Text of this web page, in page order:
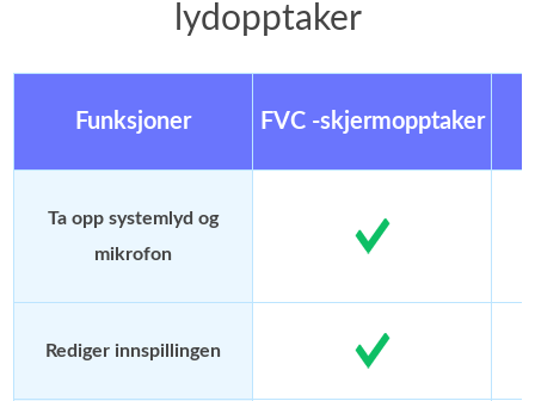
lydopptaker
Funksjoner FVC -skjermopptaker
Ta opp systemlyd og
mikrofon
Rediger innspillingen